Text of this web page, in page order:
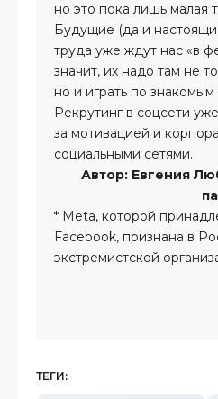
но это пока лишь малая
Будущие (да и
труда уже ждут нас «в
значит, их надо там не
но и играть по
Рекрутинг в соцсети
за мотивацией и
социальными сетями.
Автор: Евгения
* Meta, которой
Facebook, признана в
экстремистской
ТЕГИ: